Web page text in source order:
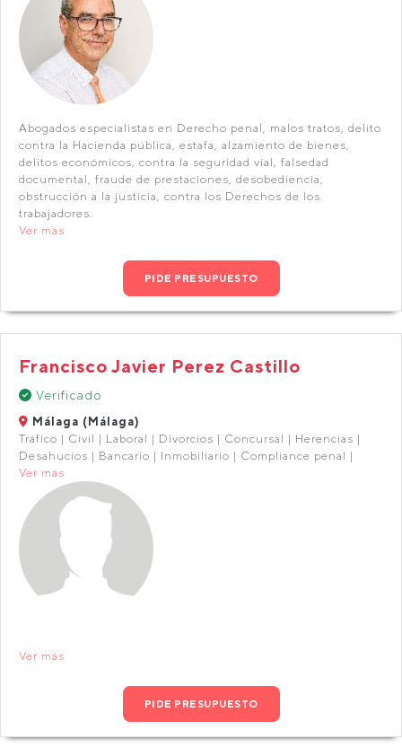
Abogados especialistas en Derecho penal, malos tratos, delito
contra la Hacienda pública, estafa, alzamiento de bienes,
delitos económicos, contra la seguridad vial, falsedad
documental, fraude de prestaciones, desobediencia,
obstrucción a la justicia, contra los Derechos de los
trabajadores.
Ver más
PIDE PRESUPUESTO
Francisco Javier Perez Castillo
Verificado
Málaga (Málaga)
Tráfico | Civil | Laboral | Divorcios | Concursal | Herencias |
Desahucios | Bancario | Inmobiliario | Compliance penal |
Ver más
Ver más
PIDE PRESUPUESTO